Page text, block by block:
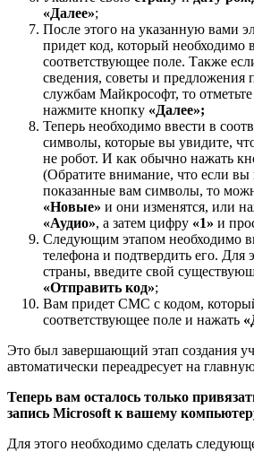
«Далее»;
После этого на указанную вами
придет код, который необходимо
соответствующее поле. Также
сведения, советы и предложения
службам Майкрософт, то
нажмите кнопку «Далее»;
Теперь необходимо ввести в
символы, которые вы увидите,
не робот. И как обычно нажать
(Обратите внимание, что если вы
показанные вам символы, то
«Новые» и они изменятся, или
«Аудио», а затем цифру «1» и
Следующим этапом необходимо
телефона и подтвердить его. Для
страны, введите свой
«Отправить код»;
Вам придет СМС с кодом,
соответствующее поле и нажать
Это был завершающий этап создания
автоматически переадресует на
Теперь вам осталось только
запись Microsoft к вашему
Для этого необходимо сделать